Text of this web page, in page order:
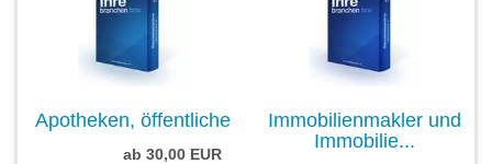
Apotheken, öffentliche
ab 30,00 EUR
Immobilienmakler und
Immobilie...